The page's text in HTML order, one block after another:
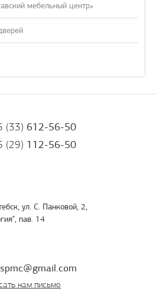
мебельный центр»
(33) 612-56-50
(29) 112-56-50
ул. С. Панковой, 2,
пав. 14
нам письмо